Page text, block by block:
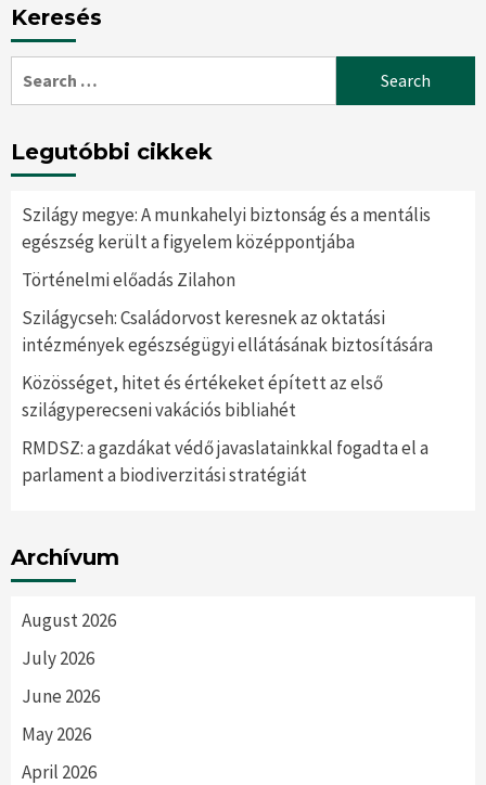
Keresés
for:
Legutóbbi cikkek
Szilágy megye: A munkahelyi biztonság és a mentális
egészség került a figyelem középpontjába
Történelmi előadás Zilahon
Szilágycseh: Családorvost keresnek az oktatási
intézmények egészségügyi ellátásának biztosítására
Közösséget, hitet és értékeket épített az első
szilágyperecseni vakációs bibliahét
RMDSZ: a gazdákat védő javaslatainkkal fogadta el a
parlament a biodiverzitási stratégiát
Archívum
August 2026
July 2026
June 2026
May 2026
April 2026